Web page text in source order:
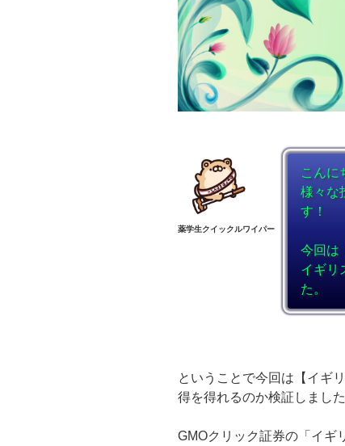
薬学生クイックルワイパー
こんに
様々な
す！
今回は
イギリ
た。
ということで今回は【イギ
得を得れるのか検証しました
GMOクリック証券の「イギ